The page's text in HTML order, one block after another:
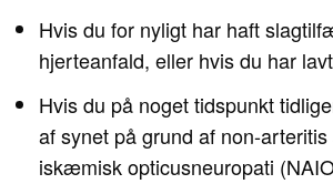
Hvis du for nyligt har haft
hjerteanfald, eller hvis du har
Hvis du på noget tidspunkt
af synet på grund af non-
iskæmisk opticusneuropati